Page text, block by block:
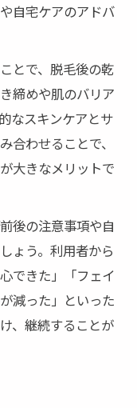
自宅ケアのアドバ
とで、脱毛後の乾
締めや肌のバリア
なスキンケアとサ
合わせることで、
大きなメリットで
後の注意事項や自
ょう。利用者から
できた」「フェイ
減った」といった
、継続することが